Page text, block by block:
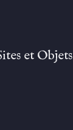
et Objets